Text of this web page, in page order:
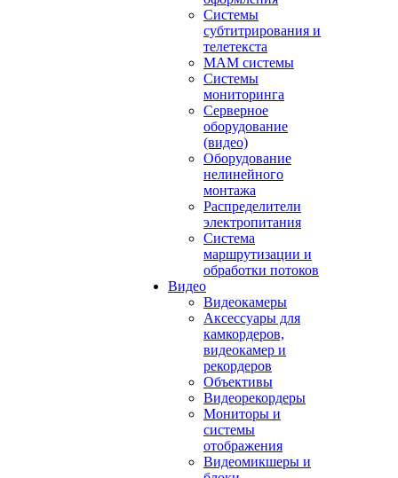
Системы
субтитрирования и
телетекста
MAM системы
Системы
мониторинга
Серверное
оборудование
(видео)
Оборудование
нелинейного
монтажа
Распределители
электропитания
Система
маршрутизации и
обработки потоков
Видео
Видеокамеры
Аксессуары для
камкордеров,
видеокамер и
рекордеров
Объективы
Видеорекордеры
Мониторы и
системы
отображения
Видеомикшеры и